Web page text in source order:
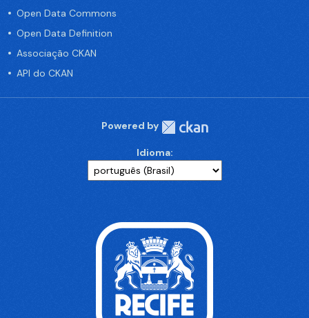
Open Data Commons
Open Data Definition
Associação CKAN
API do CKAN
Powered by
Idioma